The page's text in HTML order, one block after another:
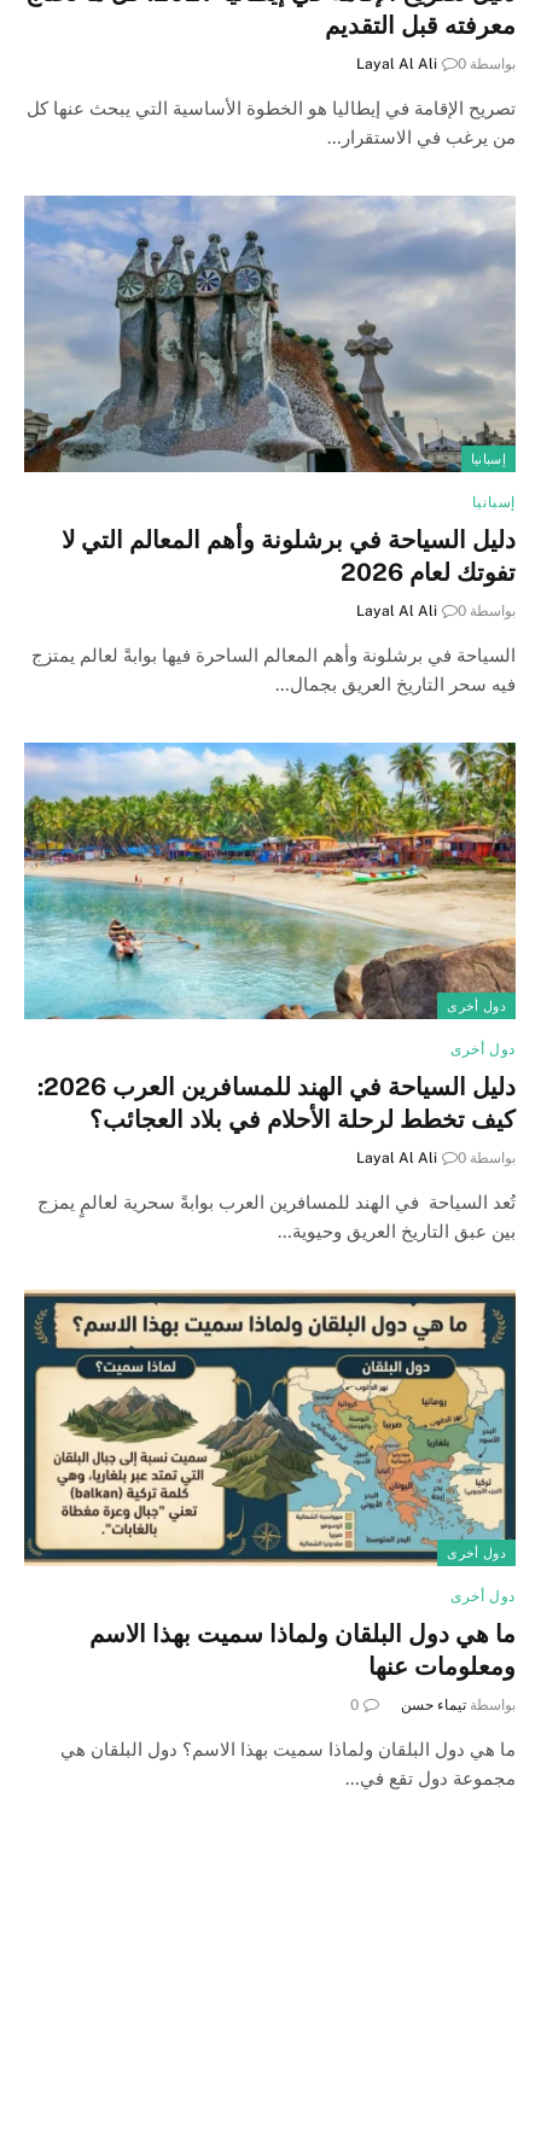
معرفته قبل التقديم
بواسطة Layal Al Ali 0
تصريح الإقامة في إيطاليا هو الخطوة الأساسية التي يبحث عنها كل
من يرغب في الاستقرار…
إسبانيا
إسبانيا
دليل السياحة في برشلونة وأهم المعالم التي لا
تفوتك لعام 2026
بواسطة Layal Al Ali 0
السياحة في برشلونة وأهم المعالم الساحرة فيها بوابةً لعالم يمتزج
فيه سحر التاريخ العريق بجمال…
دول أخرى
دول أخرى
دليل السياحة في الهند للمسافرين العرب 2026:
كيف تخطط لرحلة الأحلام في بلاد العجائب؟
بواسطة Layal Al Ali 0
تُعد السياحة في الهند للمسافرين العرب بوابةً سحرية لعالمٍ يمزج
بين عبق التاريخ العريق وحيوية…
دول أخرى
دول أخرى
ما هي دول البلقان ولماذا سميت بهذا الاسم
ومعلومات عنها
بواسطة تيماء حسن 0
ما هي دول البلقان ولماذا سميت بهذا الاسم؟ دول البلقان هي
مجموعة دول تقع في…